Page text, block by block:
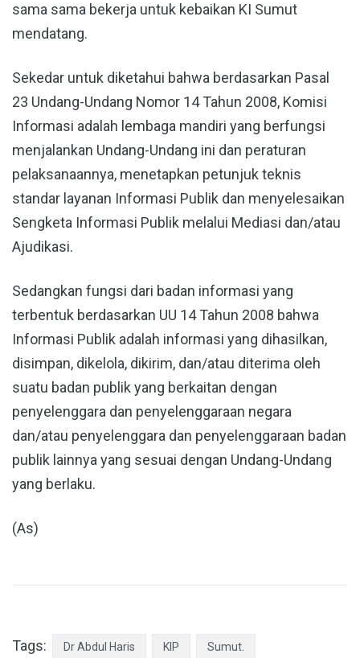
sama sama bekerja untuk kebaikan KI Sumut
mendatang.
Sekedar untuk diketahui bahwa berdasarkan Pasal
23 Undang-Undang Nomor 14 Tahun 2008, Komisi
Informasi adalah lembaga mandiri yang berfungsi
menjalankan Undang-Undang ini dan peraturan
pelaksanaannya, menetapkan petunjuk teknis
standar layanan Informasi Publik dan menyelesaikan
Sengketa Informasi Publik melalui Mediasi dan/atau
Ajudikasi.
Sedangkan fungsi dari badan informasi yang
terbentuk berdasarkan UU 14 Tahun 2008 bahwa
Informasi Publik adalah informasi yang dihasilkan,
disimpan, dikelola, dikirim, dan/atau diterima oleh
suatu badan publik yang berkaitan dengan
penyelenggara dan penyelenggaraan negara
dan/atau penyelenggara dan penyelenggaraan badan
publik lainnya yang sesuai dengan Undang-Undang
yang berlaku.
(As)
Tags: Dr Abdul Haris KIP Sumut.